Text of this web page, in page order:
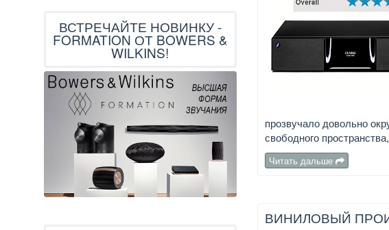
прозвучало довольно
свободного
Читать дальше
ВИНИЛОВЫЙ
ВСТРЕЧАЙТЕ НОВИНКУ -
FORMATION ОТ BOWERS &
WILKINS!